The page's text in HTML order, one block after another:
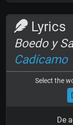
Lyrics
Boedo y
Cadícamo
Select the
De